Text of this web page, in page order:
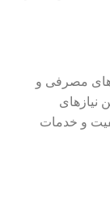
مصرفی و
نیازهای
و خدمات